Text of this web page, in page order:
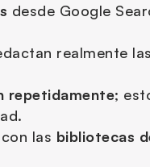
desde Google
realmente
repetidamente;
las bibliotecas